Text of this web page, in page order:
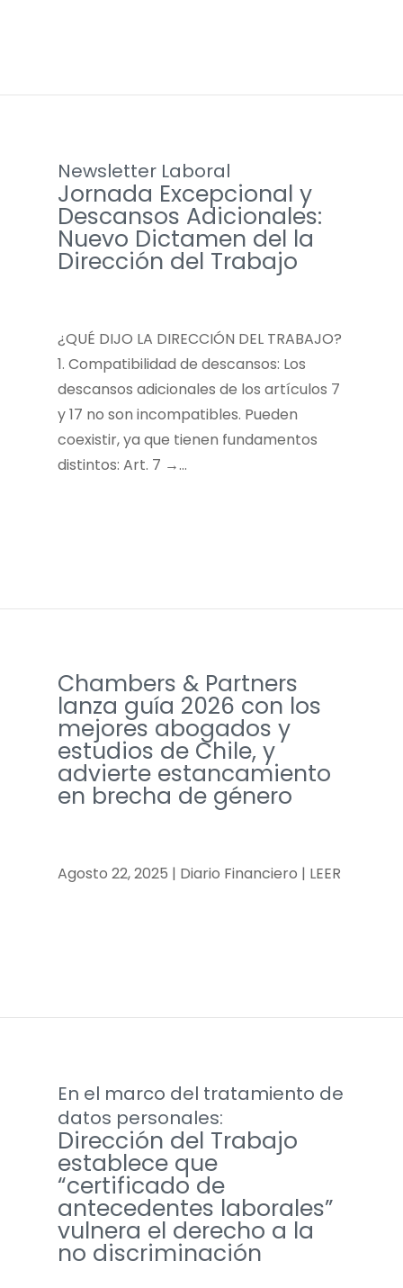
Newsletter Laboral
Jornada Excepcional y
Descansos Adicionales:
Nuevo Dictamen del la
Dirección del Trabajo
¿QUÉ DIJO LA DIRECCIÓN DEL TRABAJO?
1. Compatibilidad de descansos: Los
descansos adicionales de los artículos 7
y 17 no son incompatibles. Pueden
coexistir, ya que tienen fundamentos
distintos: Art. 7 →…
Chambers & Partners
lanza guía 2026 con los
mejores abogados y
estudios de Chile, y
advierte estancamiento
en brecha de género
Agosto 22, 2025 | Diario Financiero | LEER
En el marco del tratamiento de
datos personales:
Dirección del Trabajo
establece que
“certificado de
antecedentes laborales”
vulnera el derecho a la
no discriminación